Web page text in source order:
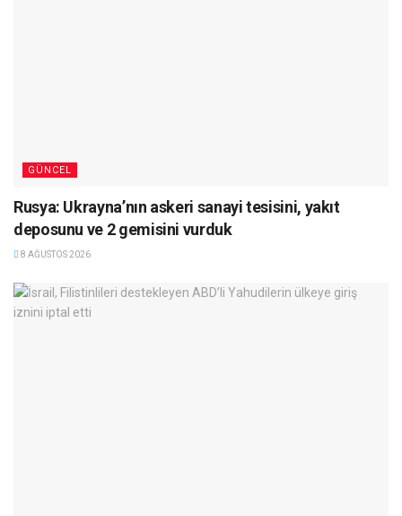
GÜNCEL
Rusya: Ukrayna’nın askeri sanayi tesisini, yakıt
deposunu ve 2 gemisini vurduk
8 AĞUSTOS 2026